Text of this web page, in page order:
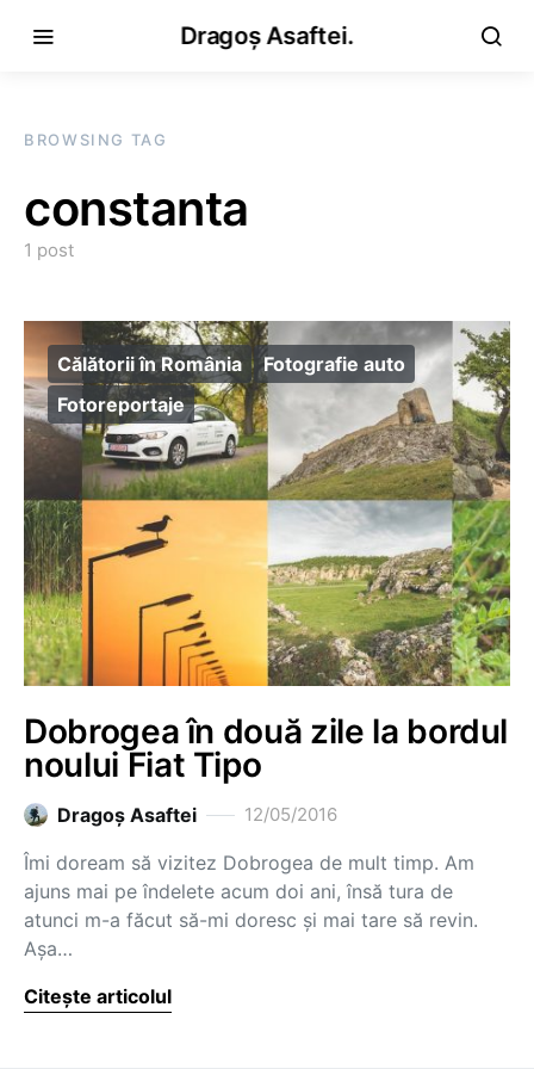
Dragoș Asaftei.
BROWSING TAG
constanta
1 post
Călătorii în România
Fotografie auto
Fotoreportaje
Dobrogea în două zile la bordul
noului Fiat Tipo
Dragoş Asaftei 12/05/2016
Îmi doream să vizitez Dobrogea de mult timp. Am
ajuns mai pe îndelete acum doi ani, însă tura de
atunci m-a făcut să-mi doresc și mai tare să revin.
Așa…
Citește articolul